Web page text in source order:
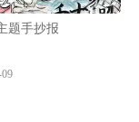
题手抄报